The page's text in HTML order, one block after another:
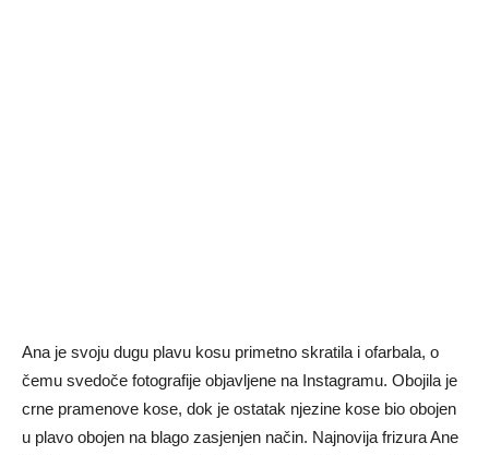
Ana je svoju dugu plavu kosu primetno skratila i ofarbala, o
čemu svedoče fotografije objavljene na Instagramu. Obojila je
crne pramenove kose, dok je ostatak njezine kose bio obojen
u plavo obojen na blago zasjenjen način. Najnovija frizura Ane